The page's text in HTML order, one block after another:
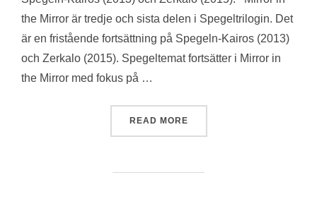
the Mirror är tredje och sista delen i Spegeltrilogin. Det
är en fristående fortsättning på Spegeln-Kairos (2013)
och Zerkalo (2015). Spegeltemat fortsätter i Mirror in
the Mirror med fokus på …
READ MORE“MIRROR IN THE MIRROR”